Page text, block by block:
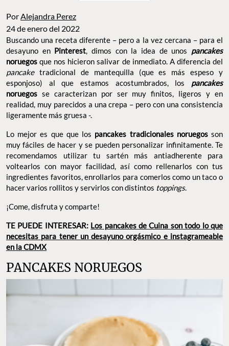
PorAlejandra Perez
24 de enero del 2022
Buscando una receta diferente – pero a la vez cercana – para el
desayuno en Pinterest, dimos con la idea de unos pancakes
noruegos que nos hicieron salivar de inmediato. A diferencia del
pancaketradicional de mantequilla (que es más espeso y
esponjoso) al que estamos acostumbrados, los pancakes
noruegos se caracterizan por ser muy finitos, ligeros y en
realidad, muy parecidos a una crepa – pero con una consistencia
ligeramente más gruesa -.
Lo mejor es que que los pancakes tradicionales noruegosson
muy fáciles de hacer y se pueden personalizar infinitamente. Te
recomendamos utilizar tu sartén más antiadherente para
voltearlos con mayor facilidad, así como rellenarlos con tus
ingredientes favoritos, enrollarlos para comerlos como un taco o
hacer varios rollitos y servirlos con distintos toppings.
¡Come, disfruta y comparte!
TE PUEDE INTERESAR: Los pancakes de Cuina son todo lo que
necesitas para tener un desayuno orgásmico e instagrameable
en la CDMX
PANCAKES NORUEGOS